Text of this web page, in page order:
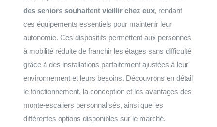
des seniors souhaitent vieillir chez eux, rendant
ces équipements essentiels pour maintenir leur
autonomie. Ces dispositifs permettent aux personnes
à mobilité réduite de franchir les étages sans difficulté
grâce à des installations parfaitement ajustées à leur
environnement et leurs besoins. Découvrons en détail
le fonctionnement, la conception et les avantages des
monte-escaliers personnalisés, ainsi que les
différentes options disponibles sur le marché.